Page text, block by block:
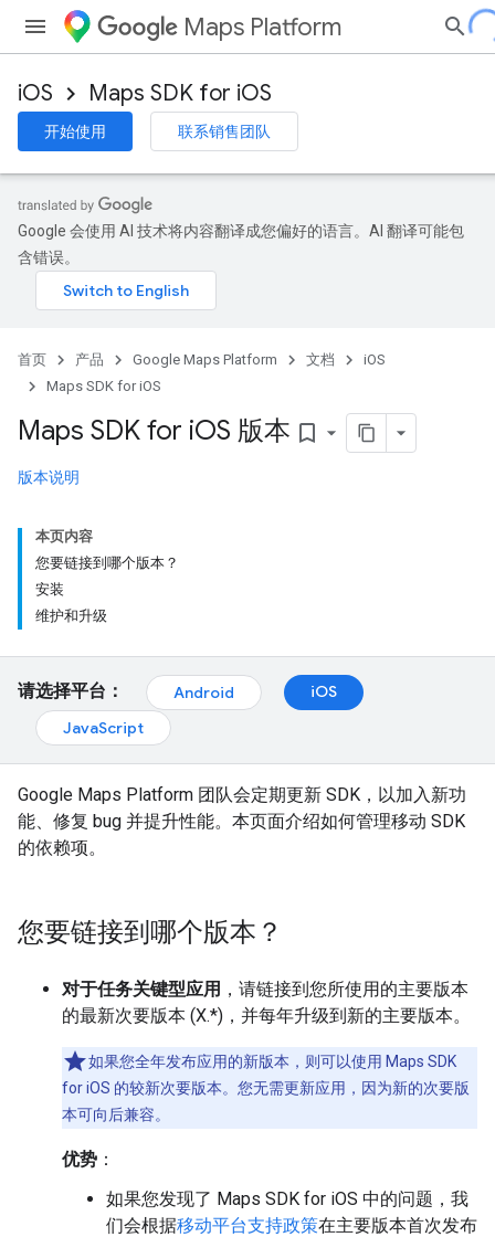
Maps Platform
iOS Maps SDK for iOS
开始使用 联系销售团队
Google 会使用 AI 技术将内容翻译成您偏好的语言。AI 翻译可能包
含错误。
首页 产品 Google Maps Platform 文档
iOS
Maps SDK for iOS
Maps SDK for iOS 版本 bookmark_border
版本说明
本页内容
您要链接到哪个版本？
安装
维护和升级
请选择平台： Android
iOS
JavaScript
Google Maps Platform 团队会定期更新 SDK，以加入新功
能、修复 bug 并提升性能。本页面介绍如何管理移动 SDK
的依赖项。
您要链接到哪个版本？
对于任务关键型应用 ，请链接到您所使用的主要版本
的最新次要版本 (X.*)，并每年升级到新的主要版本。
如果您全年发布应用的新版本，则可以使用 Maps SDK
for iOS 的较新次要版本。您无需更新应用，因为新的次要版
本可向后兼容。
优势 ：
如果您发现了 Maps SDK for iOS 中的问题，我
们会根据移动平台支持政策在主要版本首次发布